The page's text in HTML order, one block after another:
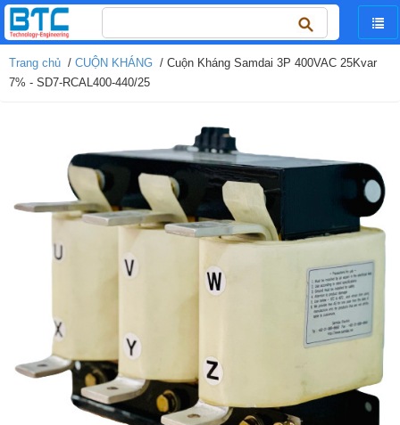
Tìm
kiếm
Trang chủ / CUỘN KHÁNG / Cuộn Kháng Samdai 3P 400VAC 25Kvar
7% - SD7-RCAL400-440/25